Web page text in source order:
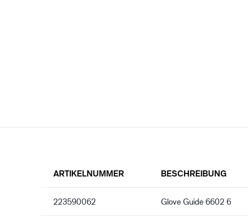
ARTIKELNUMMER BESCHREIBUNG
223590062 Glove Guide 6602 6